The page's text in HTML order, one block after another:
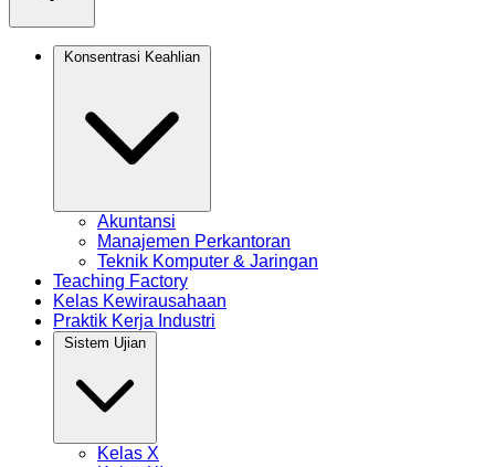
Akuntansi
Manajemen Perkantoran
Teknik Komputer & Jaringan
Teaching Factory
Kelas Kewirausahaan
Praktik Kerja Industri
Kelas X